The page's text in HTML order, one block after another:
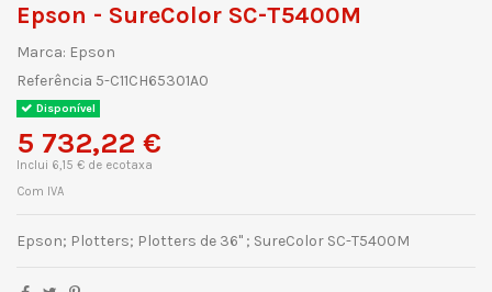
Epson - SureColor SC-T5400M
Marca: Epson
Referência 5-C11CH65301A0
Disponível
5 732,22 €
Inclui 6,15 € de ecotaxa
Com IVA
Epson; Plotters; Plotters de 36" ; SureColor SC-T5400M